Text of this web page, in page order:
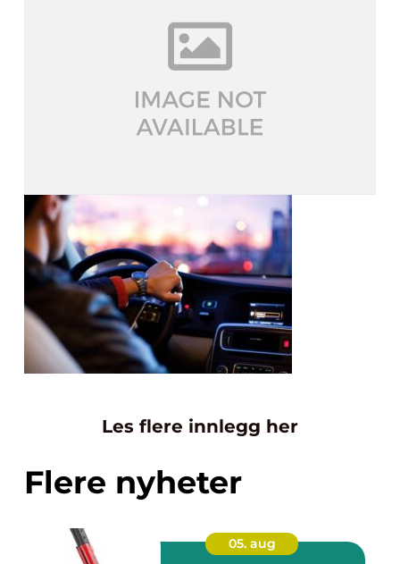
Les flere innlegg her
Flere nyheter
05. aug